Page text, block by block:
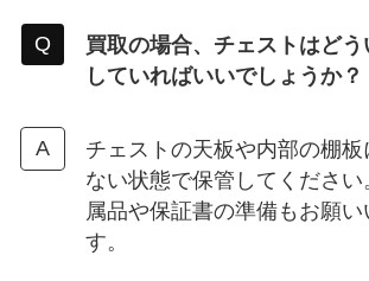
買取の場合、チェストはどう
していればいいでしょうか？
チェストの天板や内部の棚
ない状態で保管してくださ
属品や保証書の準備もお願い
す。